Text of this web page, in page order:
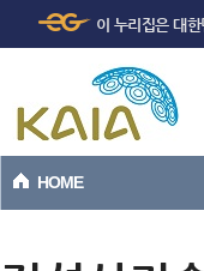
본문바로가기
이 누리집은 대
HOME